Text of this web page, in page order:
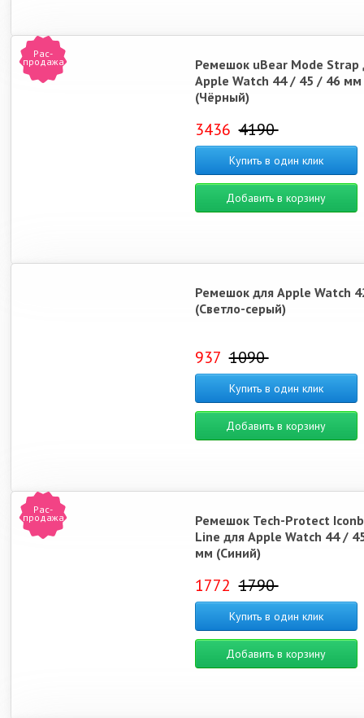
Рас-
продажа
Ремешок uBear Mode Strap
Apple Watch 44 / 45 / 46 мм
(Чёрный)
3436 4190
Купить в один клик
Добавить в корзину
Ремешок для Apple Watch
(Светло-серый)
937 1090
Купить в один клик
Добавить в корзину
Рас-
продажа
Ремешок Tech-Protect
Line для Apple Watch 44 /
мм (Синий)
1772 1790
Купить в один клик
Добавить в корзину